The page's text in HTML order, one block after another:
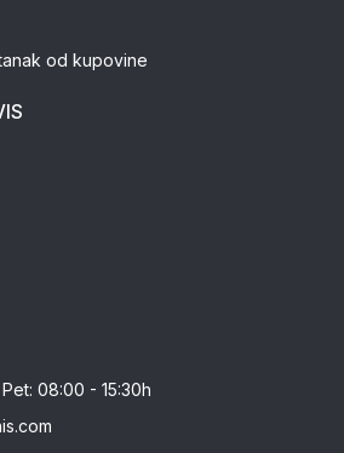
od kupovine
08:00 - 15:30h